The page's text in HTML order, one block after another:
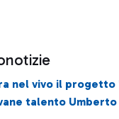
nel vivo il
talento